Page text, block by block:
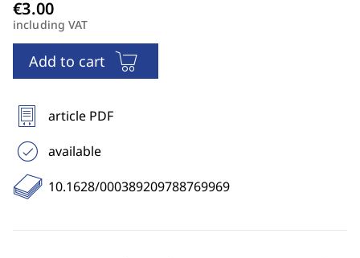
including VAT
Add to cart
article PDF
available
10.1628/000389209788769969